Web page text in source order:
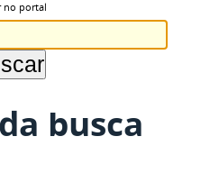
no portal
busca